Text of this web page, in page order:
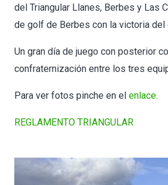
del Triangular Llanes, Berbes y Las
de golf de Berbes con la victoria del
Un gran día de juego con posterior
confraternización entre los tres
Para ver fotos pinche en el enlace.
REGLAMENTO TRIANGULAR